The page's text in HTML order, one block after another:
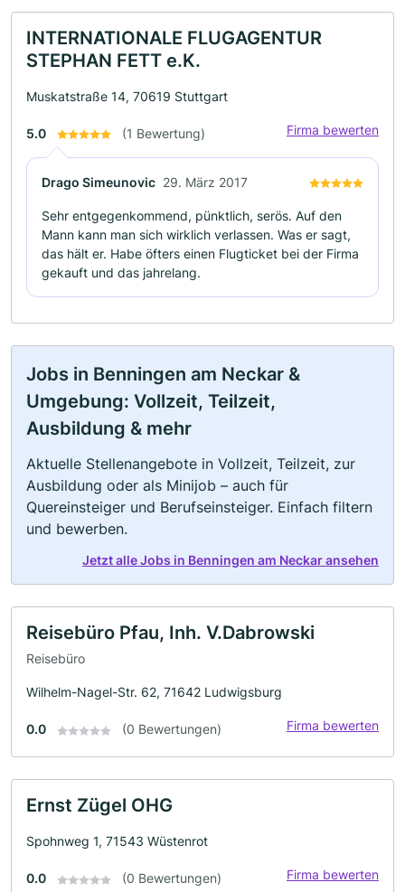
INTERNATIONALE FLUGAGENTUR
STEPHAN FETT e.K.
Muskatstraße 14, 70619 Stuttgart
5.0 (1 Bewertung) Firma bewerten
Drago Simeunovic 29. März 2017
Sehr entgegenkommend, pünktlich, serös. Auf den
Mann kann man sich wirklich verlassen. Was er sagt,
das hält er. Habe öfters einen Flugticket bei der Firma
gekauft und das jahrelang.
Jobs in Benningen am Neckar &
Umgebung: Vollzeit, Teilzeit,
Ausbildung & mehr
Aktuelle Stellenangebote in Vollzeit, Teilzeit, zur
Ausbildung oder als Minijob – auch für
Quereinsteiger und Berufseinsteiger. Einfach filtern
und bewerben.
Jetzt alle Jobs in Benningen am Neckar ansehen
Reisebüro Pfau, Inh. V.Dabrowski
Reisebüro
Wilhelm-Nagel-Str. 62, 71642 Ludwigsburg
0.0 (0 Bewertungen) Firma bewerten
Ernst Zügel OHG
Spohnweg 1, 71543 Wüstenrot
0.0 (0 Bewertungen) Firma bewerten